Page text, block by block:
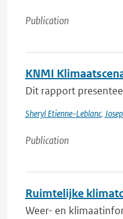
Publication
KNMI
Dit rapport
Sheryl Etienne-Leblanc,
Publication
Ruimtelijke
Weer- en